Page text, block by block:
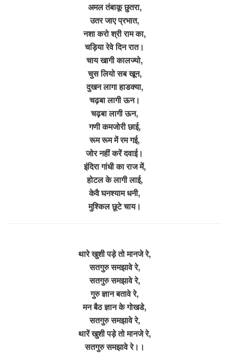
अमल तंबाकू छुतरा,
उतर जाए प्रभात,
नशा करो श्री राम का,
चड़िया रेवे दिन रात।
चाय खागी कालज्यो,
चुस लियो सब खून,
दुखन लागा हाडक्या,
चढ़बा लागी ऊन।
चढ़बा लागी ऊन,
गणी कमजोरी छाई,
रूम रूम में रम गई,
जोर नहीं करें दवाई।
इंदिरा गांधी का राज में,
होटल के लागी लाई,
केवै घनश्याम धनी,
मुश्किल छूटे चाय।
थारे खुशी पड़े तो मानजे रे,
सतगुरु समझावे रे,
सतगुरु समझावे रे,
गुरु ज्ञान बतावे रे,
मन बैठ ज्ञान के गोखडे,
सतगुरु समझावे रे,
थारें खुशी पड़े तो मानजे रे,
सतगुरु समझावे रे।।